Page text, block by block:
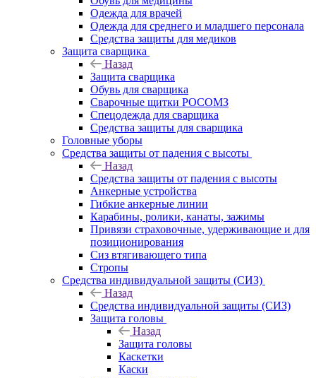
Одежда для врачей
Одежда для среднего и младшего персонала
Средства защиты для медиков
Защита сварщика
Назад
Защита сварщика
Обувь для сварщика
Сварочные щитки РОСОМЗ
Спецодежда для сварщика
Средства защиты для сварщика
Головные уборы
Средства защиты от падения с высоты
Назад
Средства защиты от падения с высоты
Анкерные устройства
Гибкие анкерные линии
Карабины, ролики, канаты, зажимы
Привязи страховочные, удерживающие и для
позиционирования
Сиз втягивающего типа
Стропы
Средства индивидуальной защиты (СИЗ)
Назад
Средства индивидуальной защиты (СИЗ)
Защита головы
Назад
Защита головы
Каскетки
Каски